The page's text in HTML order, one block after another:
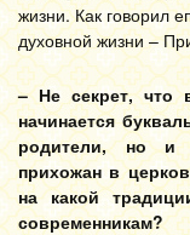
жизни. Как говорил
духовной жизни –
– Не секрет, что
начинается
родители, но и
прихожан в
на какой
современникам?